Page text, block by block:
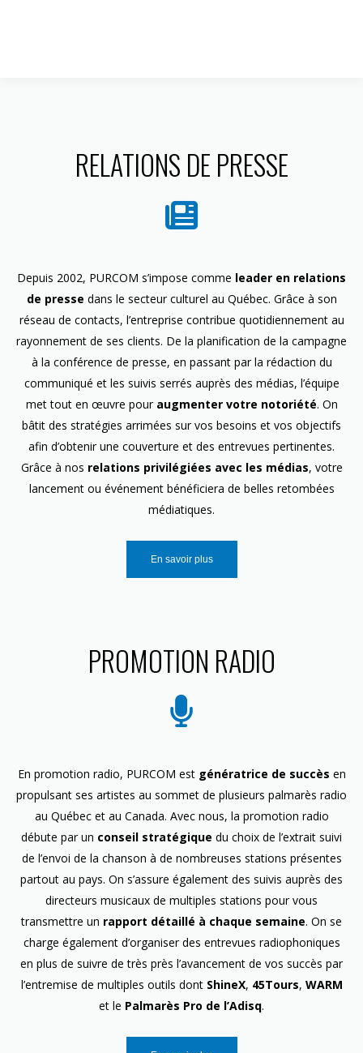
RELATIONS DE PRESSE
Depuis 2002, PURCOM s’impose comme leader en relations
de presse dans le secteur culturel au Québec. Grâce à son
réseau de contacts, l’entreprise contribue quotidiennement au
rayonnement de ses clients. De la planification de la campagne
à la conférence de presse, en passant par la rédaction du
communiqué et les suivis serrés auprès des médias, l’équipe
met tout en œuvre pour augmenter votre notoriété. On
bâtit des stratégies arrimées sur vos besoins et vos objectifs
afin d’obtenir une couverture et des entrevues pertinentes.
Grâce à nos relations privilégiées avec les médias, votre
lancement ou événement bénéficiera de belles retombées
médiatiques.
En savoir plus
PROMOTION RADIO
En promotion radio, PURCOM est génératrice de succès en
propulsant ses artistes au sommet de plusieurs palmarès radio
au Québec et au Canada. Avec nous, la promotion radio
débute par un conseil stratégique du choix de l’extrait suivi
de l’envoi de la chanson à de nombreuses stations présentes
partout au pays. On s’assure également des suivis auprès des
directeurs musicaux de multiples stations pour vous
transmettre un rapport détaillé à chaque semaine. On se
charge également d’organiser des entrevues radiophoniques
en plus de suivre de très près l’avancement de vos succès par
l’entremise de multiples outils dont ShineX, 45Tours, WARM
et le Palmarès Pro de l’Adisq.